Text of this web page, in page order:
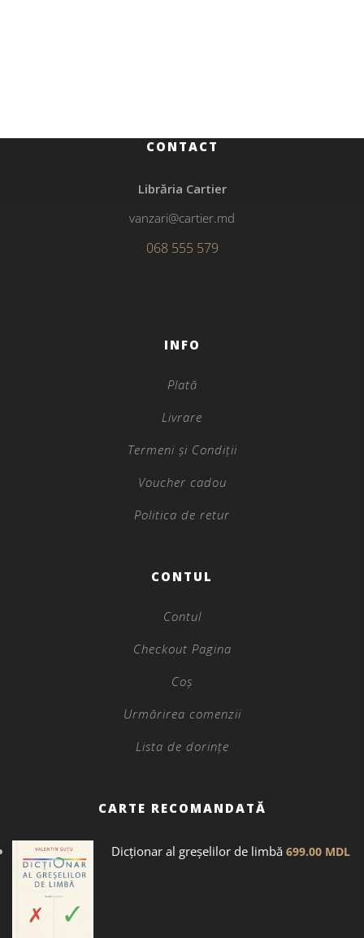
CONTACT
Librăria Cartier
vanzari@cartier.md
068 555 579
INFO
Plată
Livrare
Termeni și Condiții
Voucher cadou
Politica de retur
CONTUL
Contul
Checkout Pagina
Coș
Urmărirea comenzii
Lista de dorințe
CARTE RECOMANDATĂ
Dicţionar al greșelilor de limbă 699.00 MDL